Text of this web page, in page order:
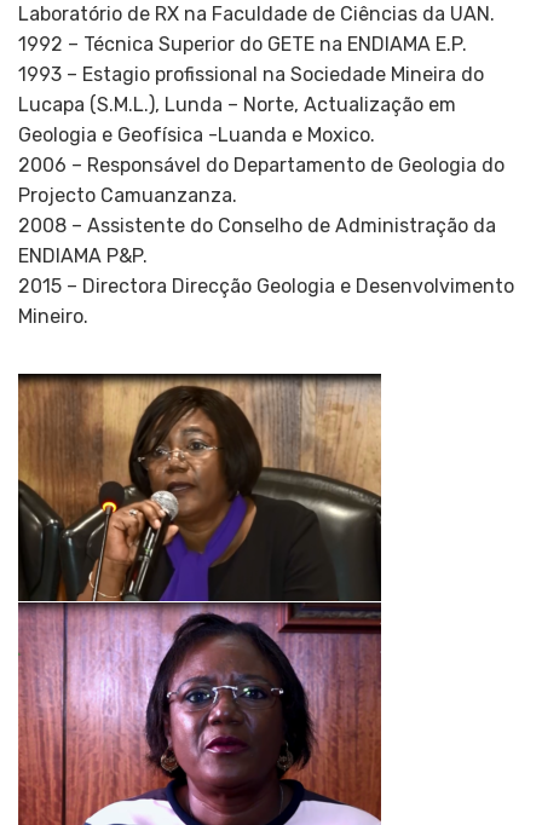
Laboratório de RX na Faculdade de Ciências da UAN.
1992 – Técnica Superior do GETE na ENDIAMA E.P.
1993 – Estagio profissional na Sociedade Mineira do
Lucapa (S.M.L.), Lunda – Norte, Actualização em
Geologia e Geofísica -Luanda e Moxico.
2006 – Responsável do Departamento de Geologia do
Projecto Camuanzanza.
2008 – Assistente do Conselho de Administração da
ENDIAMA P&P.
2015 – Directora Direcção Geologia e Desenvolvimento
Mineiro.